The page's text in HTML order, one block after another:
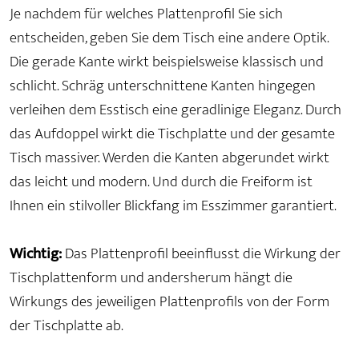
Je nachdem für welches Plattenprofil Sie sich
entscheiden, geben Sie dem Tisch eine andere Optik.
Die gerade Kante wirkt beispielsweise klassisch und
schlicht. Schräg unterschnittene Kanten hingegen
verleihen dem Esstisch eine geradlinige Eleganz. Durch
das Aufdoppel wirkt die Tischplatte und der gesamte
Tisch massiver. Werden die Kanten abgerundet wirkt
das leicht und modern. Und durch die Freiform ist
Ihnen ein stilvoller Blickfang im Esszimmer garantiert.
Wichtig:Das Plattenprofil beeinflusst die Wirkung der
Tischplattenform und andersherum hängt die
Wirkungs des jeweiligen Plattenprofils von der Form
der Tischplatte ab.